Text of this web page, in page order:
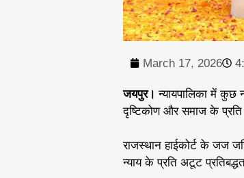
March 17, 2026
जयपुर। न्यायपालिका में कुछ
दृष्टिकोण और समाज के
राजस्थान हाईकोर्ट के जज
न्याय के प्रति अटूट